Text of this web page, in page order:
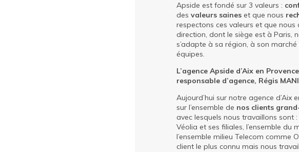
Apside est fondé sur 3 valeurs :
desvaleurs saines et que nous
respectons ces valeurs et que
direction, dont le siège est à Paris,
s’adapte à sa région, à son
équipes.
L’agence Apside d’Aix en Provence
responsable d’agence, Régis
Aujourd’hui sur notre agence
sur l’ensemble de nos clients
avec lesquels nous travaillons sont
Véolia et ses filiales, l’ensemble du
l’ensemble milieu Telecom comme
client le plus connu mais nous